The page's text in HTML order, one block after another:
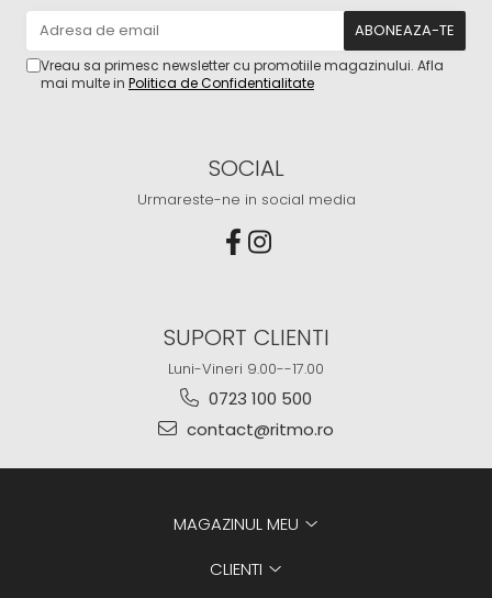
Vreau sa primesc newsletter cu promotiile magazinului. Afla
mai multe in Politica de Confidentialitate
SOCIAL
Urmareste-ne in social media
SUPORT CLIENTI
Luni-Vineri 9.00--17.00
0723 100 500
contact@ritmo.ro
MAGAZINUL MEU
CLIENTI